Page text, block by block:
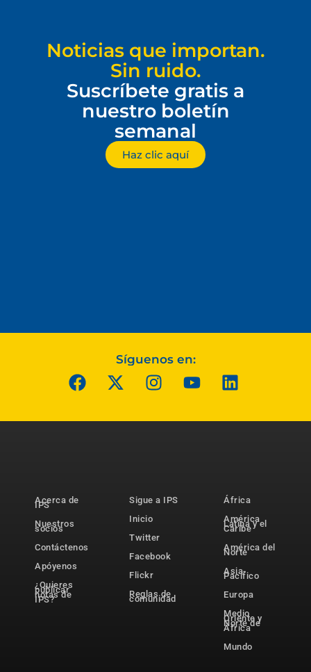
Noticias que importan.
Sin ruido.
Suscríbete gratis a
nuestro boletín
semanal
Haz clic aquí
Síguenos en:
Acerca de
IPS
Nuestros
socios
Contáctenos
Apóyenos
¿Quieres
publicar
notas de
IPS?
Sigue a IPS
Inicio
Twitter
Facebook
Flickr
Reglas de
comunidad
África
América
Latina y el
Caribe
América del
Norte
Asia-
Pacífico
Europa
Medio
Oriente y
Norte de
África
Mundo